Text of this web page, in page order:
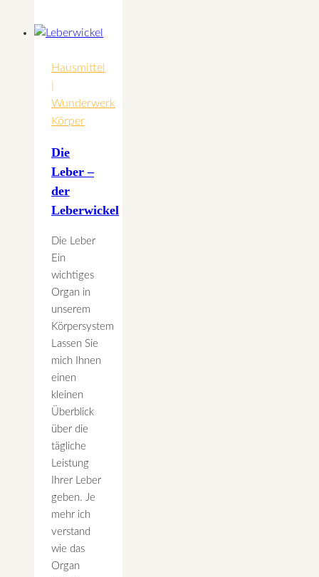
Hausmittel
Wunderwerk
Körper
Die
Leber –
der
Leberwickel
Die Leber
Ein
wichtiges
Organ in
unserem
Körpersystem
Lassen Sie
mich Ihnen
einen
kleinen
Überblick
über die
tägliche
Leistung
Ihrer Leber
geben. Je
mehr ich
verstand
wie das
Organ